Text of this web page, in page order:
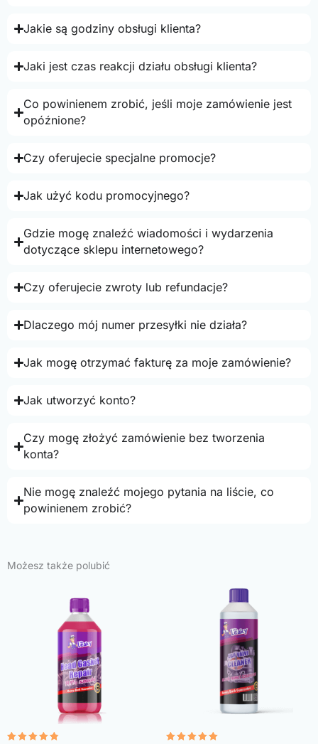
Jakie są godziny obsługi klienta?
Jaki jest czas reakcji działu obsługi klienta?
Co powinienem zrobić, jeśli moje zamówienie jest
opóźnione?
Czy oferujecie specjalne promocje?
Jak użyć kodu promocyjnego?
Gdzie mogę znaleźć wiadomości i wydarzenia
dotyczące sklepu internetowego?
Czy oferujecie zwroty lub refundacje?
Dlaczego mój numer przesyłki nie działa?
Jak mogę otrzymać fakturę za moje zamówienie?
Jak utworzyć konto?
Czy mogę złożyć zamówienie bez tworzenia
konta?
Nie mogę znaleźć mojego pytania na liście, co
powinienem zrobić?
Możesz także polubić